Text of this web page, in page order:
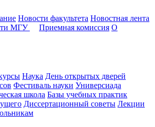
Новости факультета Новостная лента
МГУ Приемная комиссия О
Наука День открытых дверей
Фестиваль науки Универсиада
школа Базы учебных практик
Диссертационный советы Лекции